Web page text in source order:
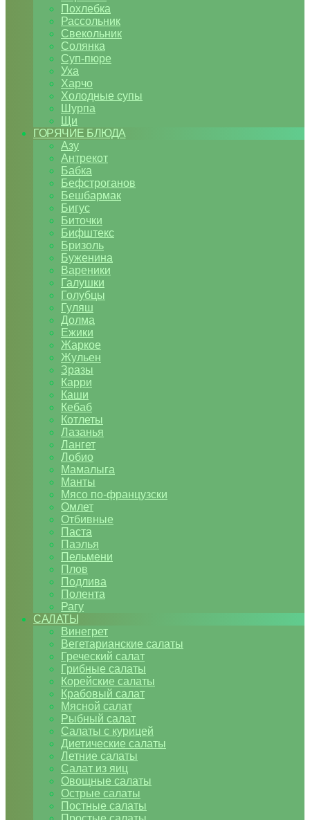
Похлебка
Рассольник
Свекольник
Солянка
Суп-пюре
Уха
Харчо
Холодные супы
Шурпа
Щи
ГОРЯЧИЕ БЛЮДА
Азу
Антрекот
Бабка
Бефстроганов
Бешбармак
Бигус
Биточки
Бифштекс
Бризоль
Буженина
Вареники
Галушки
Голубцы
Гуляш
Долма
Ежики
Жаркое
Жульен
Зразы
Карри
Каши
Кебаб
Котлеты
Лазанья
Лангет
Лобио
Мамалыга
Манты
Мясо по-французски
Омлет
Отбивные
Паста
Паэлья
Пельмени
Плов
Подлива
Полента
Рагу
САЛАТЫ
Винегрет
Вегетарианские салаты
Греческий салат
Грибные салаты
Корейские салаты
Крабовый салат
Мясной салат
Рыбный салат
Салаты с курицей
Диетические салаты
Летние салаты
Салат из яиц
Овощные салаты
Острые салаты
Постные салаты